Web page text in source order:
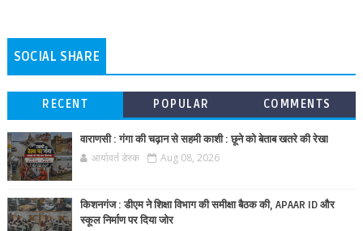
SOCIAL SHARE
RECENT POPULAR COMMENTS
वाराणसी : गंगा की चढ़ान से सहमी काशी : छूने को बेताब खतरे की रेखा
आर्यावर्त डेस्क Aug 08, 2026
किशनगंज : डीएम ने शिक्षा विभाग की समीक्षा बैठक की, APAAR ID और
स्कूल निर्माण पर दिया जोर